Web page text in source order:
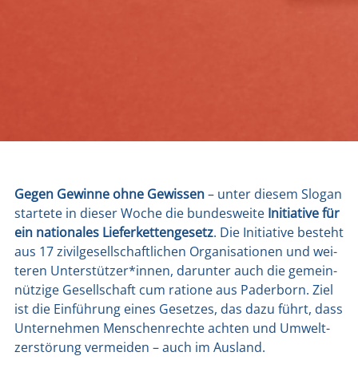
Gegen Gewin­ne ohne Gewis­sen– unter die­sem Slo­gan
star­te­te in die­ser Woche die bun­des­wei­teInitia­ti­ve für
ein natio­na­les Lie­fer­ket­ten­ge­setz. Die Initia­ti­ve besteht
aus 17 zivil­ge­sell­schaft­li­chen Orga­ni­sa­tio­nen und wei­
te­ren Unterstützer*innen, dar­un­ter auch die gemein­
nüt­zi­ge Gesell­schaft cum ratio­ne aus Pader­born. Ziel
ist die Ein­füh­rung eines Geset­zes, das dazu führt, dass
Unter­neh­men Men­schen­rech­te ach­ten und Umwelt­
zer­stö­rung ver­mei­den – auch im Aus­land.